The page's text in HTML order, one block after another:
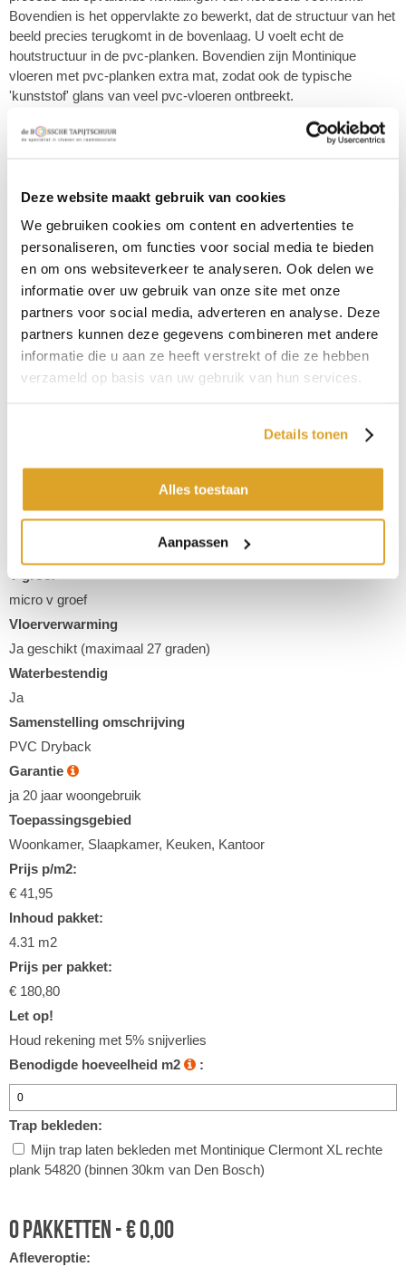
Deze website maakt gebruik van cookies
We gebruiken cookies om content en advertenties te
personaliseren, om functies voor social media te bieden
en om ons websiteverkeer te analyseren. Ook delen we
informatie over uw gebruik van onze site met onze
partners voor social media, adverteren en analyse. Deze
partners kunnen deze gegevens combineren met andere
informatie die u aan ze heeft verstrekt of die ze hebben
verzameld op basis van uw gebruik van hun services.
Details tonen
Alles toestaan
Aanpassen
Bovendien is het oppervlakte zo bewerkt, dat de structuur van het
beeld precies terugkomt in de bovenlaag. U voelt echt de
houtstructuur in de pvc-planken. Bovendien zijn Montinique
vloeren met pvc-planken extra mat, zodat ook de typische
'kunststof' glans van veel pvc-vloeren ontbreekt.
€ 41,95 p/m2
Productnaam
Montinique Clermont XL rechte plank 54820
Productnummer
Uitvoering
Afmeting
Aantal planken per pak
V-groef
micro v groef
Vloerverwarming
Ja geschikt (maximaal 27 graden)
Waterbestendig
Ja
Samenstelling omschrijving
PVC Dryback
Garantie
ja 20 jaar woongebruik
Toepassingsgebied
Woonkamer, Slaapkamer, Keuken, Kantoor
Prijs p/m2:
€ 41,95
Inhoud pakket:
4.31 m2
Prijs per pakket:
€ 180,80
Let op!
Houd rekening met 5% snijverlies
Benodigde hoeveelheid m2
:
Trap bekleden:
Mijn trap laten bekleden met Montinique Clermont XL rechte
plank 54820 (binnen 30km van Den Bosch)
0pakketten -€0,00
Afleveroptie: